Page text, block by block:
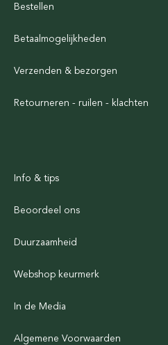
Bestellen
Betaalmogelijkheden
Verzenden & bezorgen
Retourneren - ruilen - klachten
Info & tips
Beoordeel ons
Duurzaamheid
Webshop keurmerk
In de Media
Algemene Voorwaarden